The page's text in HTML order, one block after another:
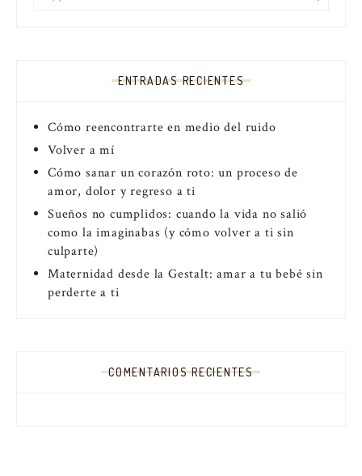
ENTRADAS RECIENTES
Cómo reencontrarte en medio del ruido
Volver a mí
Cómo sanar un corazón roto: un proceso de
amor, dolor y regreso a ti
Sueños no cumplidos: cuando la vida no salió
como la imaginabas (y cómo volver a ti sin
culparte)
Maternidad desde la Gestalt: amar a tu bebé sin
perderte a ti
COMENTARIOS RECIENTES